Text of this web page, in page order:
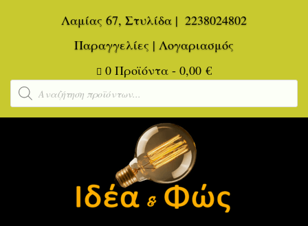
Λαμίας 67, Στυλίδα | 2238024802
Παραγγελίες | Λογαριασμός
 0 Προϊόντα - 0,00 €
Αναζήτηση
προϊόντων